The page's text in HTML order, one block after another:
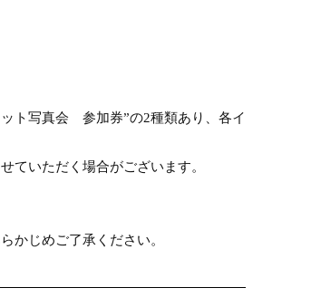
ット写真会 参加券”の2種類あり、各イ
ていただく場合がございます。
かじめご了承ください。